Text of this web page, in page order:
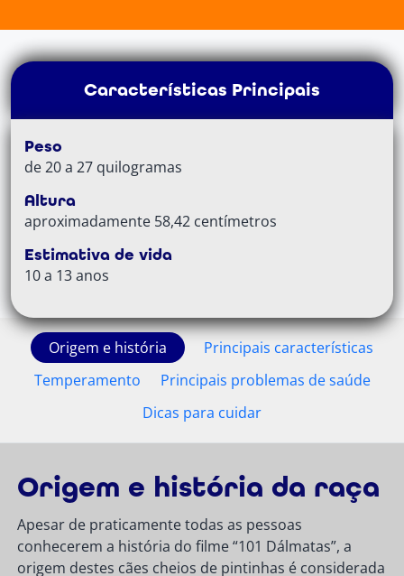
Características Principais
Peso
de 20 a 27 quilogramas
Altura
aproximadamente 58,42 centímetros
Estimativa de vida
10 a 13 anos
Origem e história
Principais características
Temperamento
Principais problemas de saúde
Dicas para cuidar
Origem e história da raça
Apesar de praticamente todas as pessoas
conhecerem a história do filme “101 Dálmatas”, a
origem destes cães cheios de pintinhas é considerada